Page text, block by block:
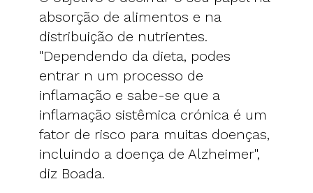
absorção de alimentos e na
distribuição de nutrientes.
"Dependendo da dieta, podes
entrar n um processo de
inflamação e sabe-se que a
inflamação sistêmica crónica é um
fator de risco para muitas doenças,
incluindo a doença de Alzheimer",
diz Boada.